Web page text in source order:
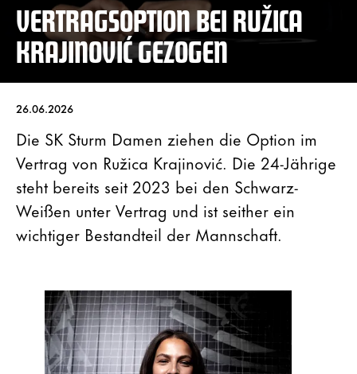
VERTRAGSOPTION BEI RUŽICA
KRAJINOVIĆ GEZOGEN
26.06.2026
Die SK Sturm Damen ziehen die Option im
Vertrag von Ružica Krajinović. Die 24-Jährige
steht bereits seit 2023 bei den Schwarz-
Weißen unter Vertrag und ist seither ein
wichtiger Bestandteil der Mannschaft.